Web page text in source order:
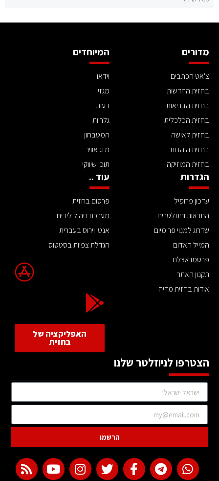
מדורים
צ'אט הכתבים
בחזית החדשות
בחזית הבריאות
בחזית הכלכלית
בחזית לאישה
בחזית היהדות
בחזית המוזיקה
המיוחדים
וידאו
מגזין
דעות
גלריות
המטבחון
מזג אוויר
תוכן שיווקי
הגדרות
עדכון פרופיל
התראות וניוזלטרים
שדרוג למנוי פרימיום
המייל האדום
פרסמו אצלנו
תקנון האתר
אודות בחזית מדיה
עוד ..
פרסום בחזית
מערכת ניהול לידים
אנטי וירוס בעברית
הגדלת צפיות בסטטוס
האפליקציה של
בחזית
הצטרפו לניוזלטר שלנו
הרשמו